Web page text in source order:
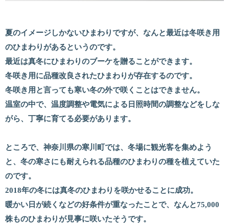
夏のイメージしかないひまわりですが、なんと最近は冬咲き用
のひまわりがあるというのです。
最近は真冬にひまわりのブーケを贈ることができます。
冬咲き用に品種改良されたひまわりが存在するのです。
冬咲き用と言っても寒い冬の外で咲くことはできません。
温室の中で、温度調整や電気による日照時間の調整などをしな
がら、丁寧に育てる必要があります。
ところで、神奈川県の寒川町では、冬場に観光客を集めよう
と、冬の寒さにも耐えられる品種のひまわりの種を植えていた
のです。
2018年の冬には真冬のひまわりを咲かせることに成功。
暖かい日が続くなどの好条件が重なったことで、なんと75,000
株ものひまわりが見事に咲いたそうです。